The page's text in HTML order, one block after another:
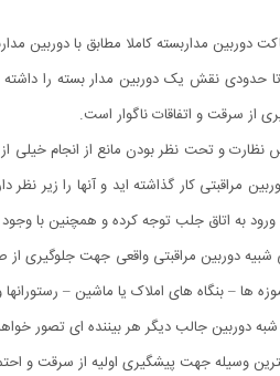
دوربین مداربسته کاملا مطابق با
تا حدودی نقش یک دوربین مدار بسته را
از سرقت و اتفاقات ناگوار است.
نظارت و تحت نظر بودن مانع از انجام خیلی از
ورود به اتاق جلب توجه کرده و همچنین با
شبیه دوربین مراقبتی واقعی جهت جلوگیری
ها – بنگاه های املاک یا ماشین –
شبه دوربین جالب دیگر هر بیننده ای تصور
وسیله جهت پیشگیری اولیه از سرقت و